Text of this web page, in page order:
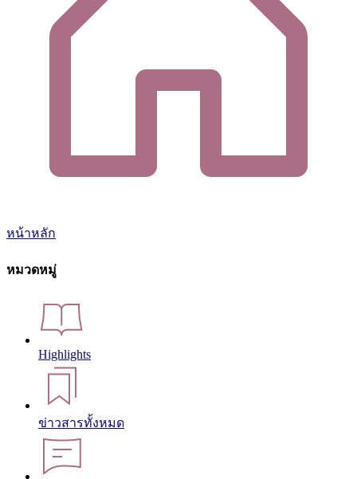
หน้าหลัก
หมวดหมู่
Highlights
ข่าวสารทั้งหมด